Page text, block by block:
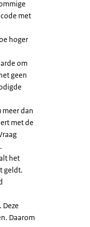
met
hoger
om
geen
meer dan
met de
het
geldt.
Daarom